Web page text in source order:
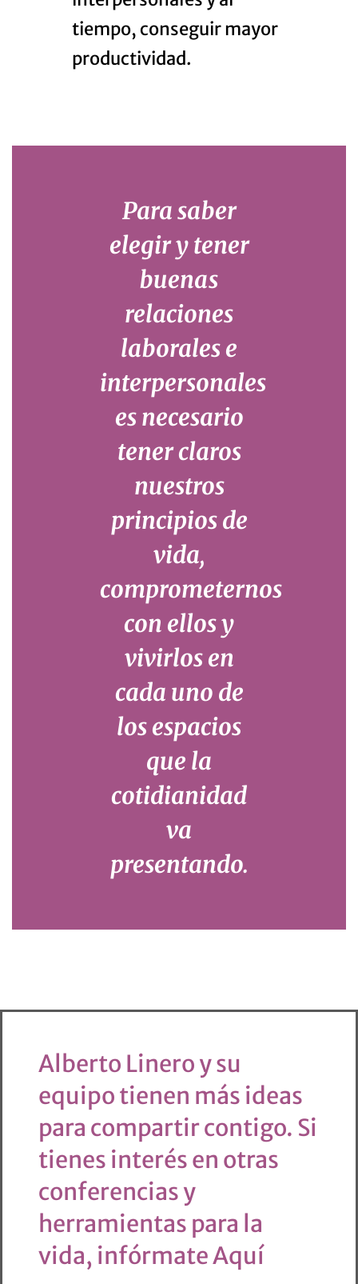
tiempo, conseguir mayor
productividad.
Para saber
elegir y tener
buenas
relaciones
laborales e
interpersonales
es necesario
tener claros
nuestros
principios de
vida,
comprometernos
con ellos y
vivirlos en
cada uno de
los espacios
que la
cotidianidad
va
presentando.
Alberto Linero y su
equipo tienen más ideas
para compartir contigo. Si
tienes interés en otras
conferencias y
herramientas para la
vida, infórmate Aquí